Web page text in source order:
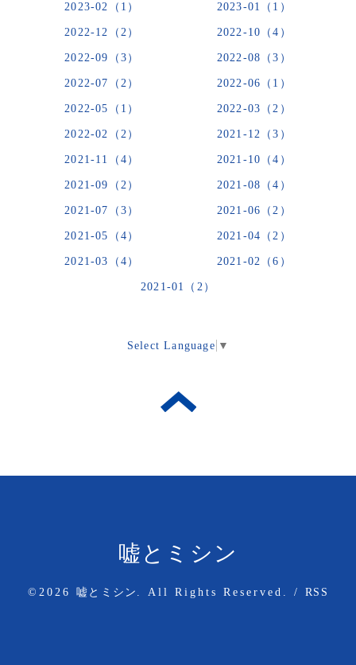
2023-02（1） 2023-01（1）
2022-12（2） 2022-10（4）
2022-09（3） 2022-08（3）
2022-07（2） 2022-06（1）
2022-05（1） 2022-03（2）
2022-02（2） 2021-12（3）
2021-11（4） 2021-10（4）
2021-09（2） 2021-08（4）
2021-07（3） 2021-06（2）
2021-05（4） 2021-04（2）
2021-03（4） 2021-02（6）
2021-01（2）
Select Language ▼
嘘とミシン
©2026嘘とミシン . All Rights Reserved. /RSS